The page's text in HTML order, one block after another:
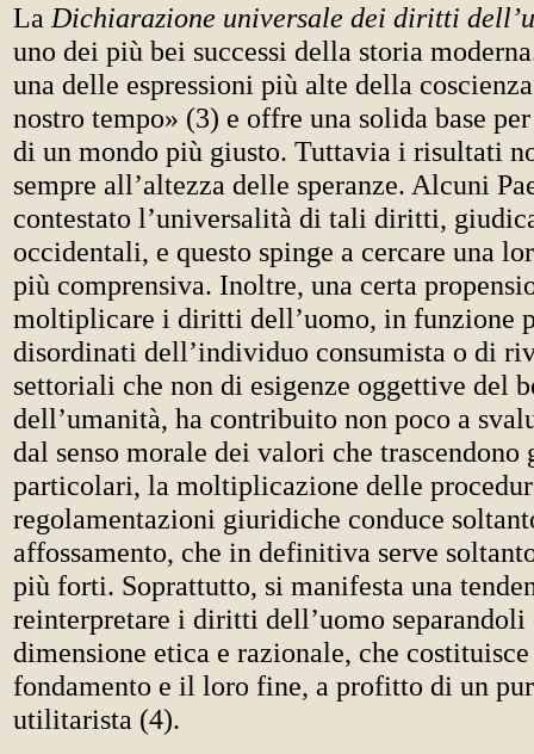
La Dichiarazione universale dei diritti
uno dei più bei successi della storia
una delle espressioni più alte della
nostro tempo» (3) e offre una solida base
di un mondo più giusto. Tuttavia i risultati
sempre all’altezza delle speranze. Alcuni
contestato l’universalità di tali diritti,
occidentali, e questo spinge a cercare una
più comprensiva. Inoltre, una certa
moltiplicare i diritti dell’uomo, in funzione
disordinati dell’individuo consumista o di
settoriali che non di esigenze oggettive del
dell’umanità, ha contribuito non poco a
dal senso morale dei valori che trascendono
particolari, la moltiplicazione delle
regolamentazioni giuridiche conduce
affossamento, che in definitiva serve
più forti. Soprattutto, si manifesta una
reinterpretare i diritti dell’uomo separandoli
dimensione etica e razionale, che
fondamento e il loro fine, a profitto di un
utilitarista (4).